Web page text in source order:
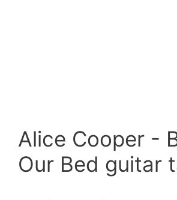
Alice Cooper -
Our Bed guitar